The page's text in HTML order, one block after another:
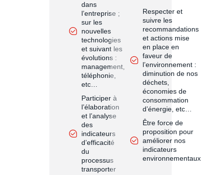
dans
l’entreprise ;
sur les
nouvelles
technologies
et suivant les
évolutions :
management,
téléphonie,
etc…
Participer à
l’élaboration
et l’analyse
des
indicateurs
d’efficacité
du
processus
transporter
Respecter et
suivre les
recommandations
et actions mise
en place en
faveur de
l’environnement :
diminution de nos
déchets,
économies de
consommation
d’énergie, etc…
Être force de
proposition pour
améliorer nos
indicateurs
environnementaux